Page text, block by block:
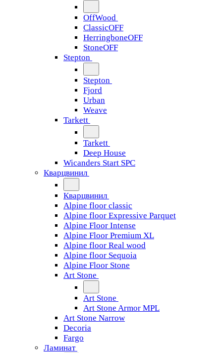
OffWood
ClassicOFF
HerringboneOFF
StoneOFF
Stepton
Stepton
Fjord
Urban
Weave
Tarkett
Tarkett
Deep House
Wicanders Start SPC
Кварцвинил
Кварцвинил
Alpine floor classic
Alpine floor Expressive Parquet
Alpine Floor Intense
Alpine Floor Premium XL
Alpine floor Real wood
Alpine floor Sequoia
Alpine Floor Stone
Art Stone
Art Stone
Art Stone Armor MPL
Art Stone Narrow
Decoria
Fargo
Ламинат